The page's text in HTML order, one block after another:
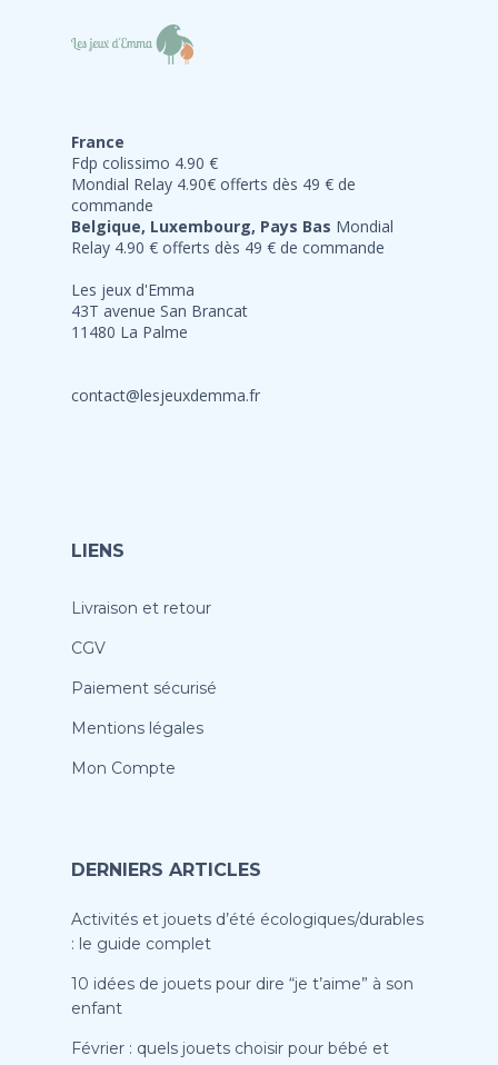
France
Fdp colissimo 4.90 €
Mondial Relay 4.90€ offerts dès 49 € de
commande
Belgique, Luxembourg, Pays Bas Mondial
Relay 4.90 € offerts dès 49 € de commande
Les jeux d'Emma
43T avenue San Brancat
11480 La Palme
contact@lesjeuxdemma.fr
LIENS
Livraison et retour
CGV
Paiement sécurisé
Mentions légales
Mon Compte
DERNIERS ARTICLES
Activités et jouets d’été écologiques/durables
: le guide complet
10 idées de jouets pour dire “je t’aime” à son
enfant
Février : quels jouets choisir pour bébé et